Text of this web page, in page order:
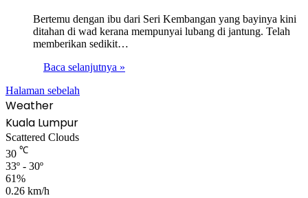
Bertemu dengan ibu dari Seri Kembangan yang bayinya kini
ditahan di wad kerana mempunyai lubang di jantung. Telah
memberikan sedikit…
Baca selanjutnya »
Halaman sebelah
Weather
Kuala Lumpur
Scattered Clouds
30 ℃
33º - 30º
61%
0.26 km/h